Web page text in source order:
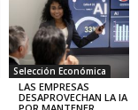
Selección Económica
LAS EMPRESAS
DESAPROVECHAN LA IA